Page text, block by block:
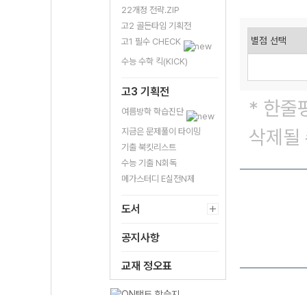
22개정 전략.ZIP
고2 골든타임 기획전
고1 필수 CHECK
수능 수학 킥(KICK)
고3 기획전
여름방학 학습진단
지금은 문제풀이 타이밍
기출 북킷리스트
수능 기출 N회독
메가스터디 E실전N제
도서
공지사항
교재 정오표
* 한줄
삭제될